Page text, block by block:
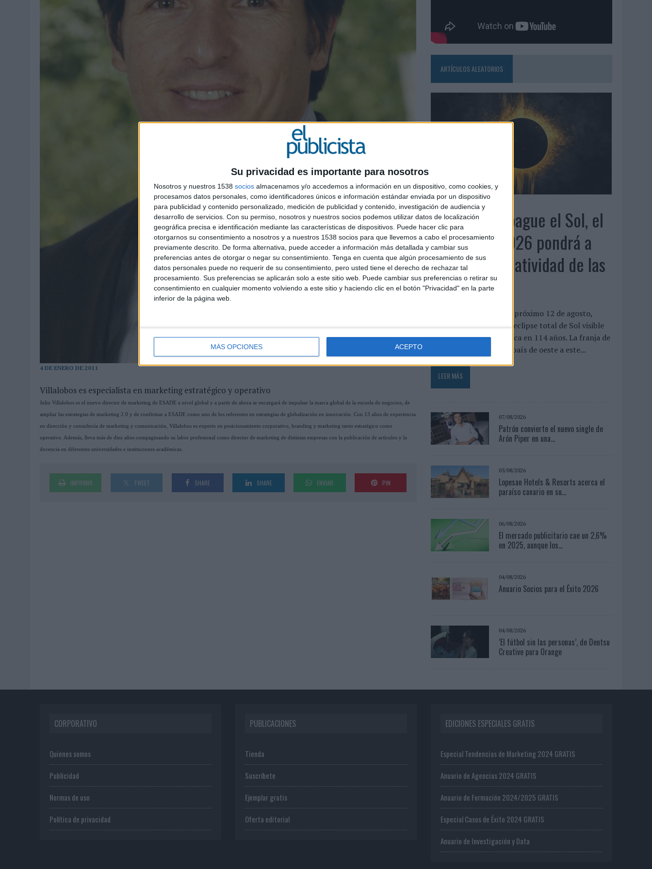
Su privacidad es importante para nosotros
Nosotros y nuestros 1538 socios almacenamos y/o accedemos a información en un dispositivo, como cookies, y
procesamos datos personales, como identificadores únicos e información estándar enviada por un dispositivo
para publicidad y contenido personalizado, medición de publicidad y contenido, investigación de audiencia y
desarrollo de servicios. Con su permiso, nosotros y nuestros socios podemos utilizar datos de localización
geográfica precisa e identificación mediante las características de dispositivos. Puede hacer clic para
otorgarnos su consentimiento a nosotros y a nuestros 1538 socios para que llevemos a cabo el procesamiento
previamente descrito. De forma alternativa, puede acceder a información más detallada y cambiar sus
preferencias antes de otorgar o negar su consentimiento. Tenga en cuenta que algún procesamiento de sus
datos personales puede no requerir de su consentimiento, pero usted tiene el derecho de rechazar tal
procesamiento. Sus preferencias se aplicarán solo a este sitio web. Puede cambiar sus preferencias o retirar su
consentimiento en cualquier momento volviendo a este sitio y haciendo clic en el botón "Privacidad" en la parte
inferior de la página web.
MÁS OPCIONES ACEPTO
CAPAZ, LA CERVEZA QUE CONVIERTE CADA BOTELLA EN UNA OPORTUNIDAD DE INCLUSIÓN
4 DE ENERO DE 2011
Villalobos es especialista en marketing estratégico y operativo
Julio Villalobos es el nuevo director de marketing de ESADE a nivel global y a partir de ahora se encargará de impulsar la marca global de la escuela de negocios, de
ampliar las estrategias de marketing 2.0 y de confirmar a ESADE como uno de los referentes en estrategias de globalización en innovación. Con 13 años de experiencia
en dirección y consultoría de marketing y comunicación, Villalobos es experto en posicionamiento corporativo, branding y marketing tanto estratégico como
operativo. Además, lleva más de diez años compaginando su labor profesional como director de marketing de distintas empresas con la publicación de artículos y la
docencia en diferentes universidades e instituciones académicas.
IMPRIMIR TWEET SHARE SHARE ENVIAR PIN
ARTÍCULOS ALEATORIOS
07/08/2026
Cuando se apague el Sol, el
eclipse de 2026 pondrá a
prueba la creatividad de las
marcas
Por Alessandro Orrù El próximo 12 de agosto,
España vivirá el primer eclipse total de Sol visible
desde la península ibérica en 114 años. La franja de
totalidad atravesará el país de oeste a este...
LEER MÁS
07/08/2026
Patrón convierte el nuevo single de
Arón Piper en una...
05/08/2026
Lopesan Hotels & Resorts acerca el
paraíso canario en su...
06/08/2026
El mercado publicitario cae un 2,6%
en 2025, aunque los...
04/08/2026
Anuario Socios para el Éxito 2026
04/08/2026
‘El fútbol sin las personas’, de Dentsu
Creative para Orange
CORPORATIVO
Quienes somos
Publicidad
Normas de uso
Política de privacidad
PUBLICACIONES
Tienda
Suscríbete
Ejemplar gratis
Oferta editorial
EDICIONES ESPECIALES GRATIS
Especial Tendencias de Marketing 2024 GRATIS
Anuario de Agencias 2024 GRATIS
Anuario de Formación 2024/2025 GRATIS
Especial Casos de Éxito 2024 GRATIS
Anuario de Investigación y Data